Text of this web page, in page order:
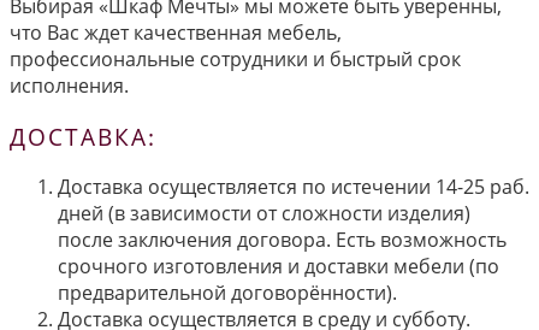
Выбирая «Шкаф Мечты» мы можете быть уверенны,
что Вас ждет качественная мебель,
профессиональные сотрудники и быстрый срок
исполнения.
ДОСТАВКА:
Доставка осуществляется по истечении 14-25 раб.
дней (в зависимости от сложности изделия)
после заключения договора. Есть возможность
срочного изготовления и доставки мебели (по
предварительной договорённости).
Доставка осуществляется в среду и субботу.